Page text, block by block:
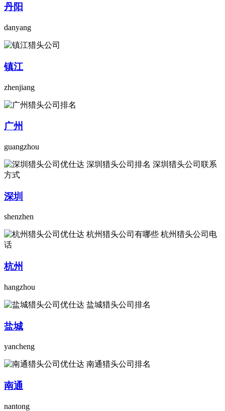
丹阳
danyang
镇江
zhenjiang
广州
guangzhou
深圳
shenzhen
杭州
hangzhou
盐城
yancheng
南通
nantong